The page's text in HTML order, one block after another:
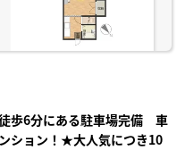
歩6分にある駐車場完備 車
ション！★大人気につき10